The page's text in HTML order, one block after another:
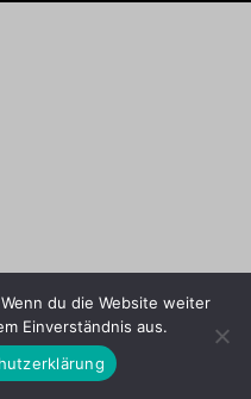
du die Website weiter
Einverständnis aus.